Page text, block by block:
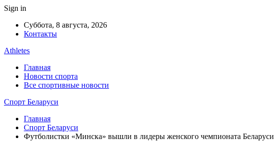
Sign in
Суббота, 8 августа, 2026
Контакты
Athletes
Главная
Новости спорта
Все спортивные новости
Спорт Беларуси
Главная
Спорт Беларуси
Футболистки «Минска» вышли в лидеры женского чемпионата Беларуси